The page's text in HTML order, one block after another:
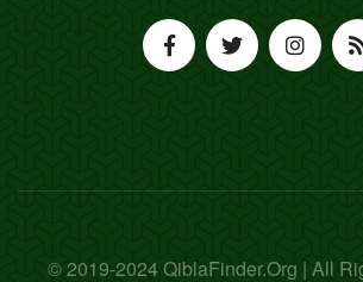
© 2019-2024 QiblaFinder.Org | All